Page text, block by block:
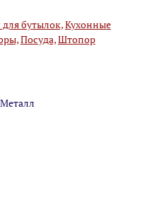
бутылок,Кухонные
Посуда,Штопор